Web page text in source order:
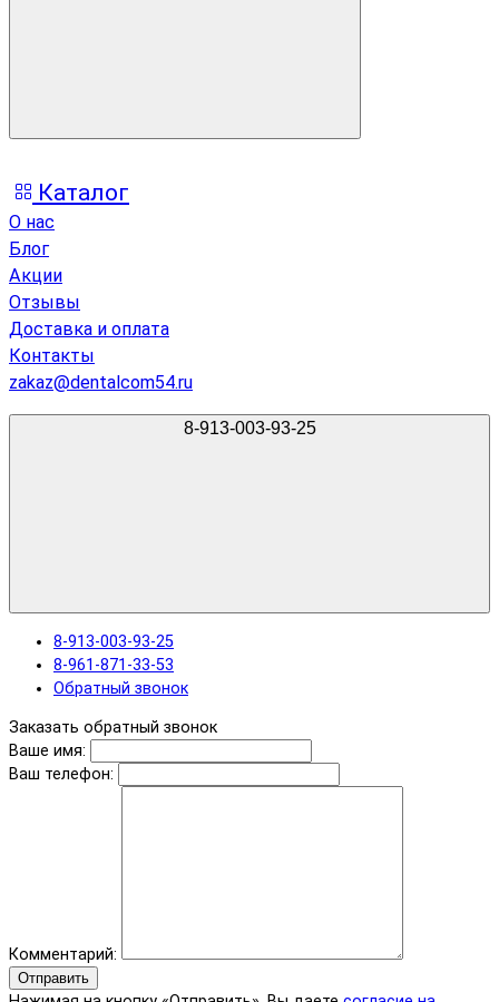
Каталог
О нас
Блог
Акции
Отзывы
Доставка и оплата
Контакты
zakaz@dentalcom54.ru
8-913-003-93-25
8-913-003-93-25
8-961-871-33-53
Обратный звонок
Заказать обратный звонок
Ваше имя:
Ваш телефон:
Комментарий:
Отправить